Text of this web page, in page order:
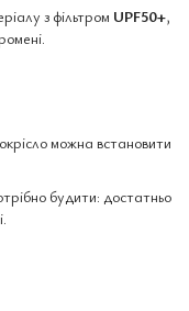
з фільтром UPF50+,
можна встановити
будити: достатньо